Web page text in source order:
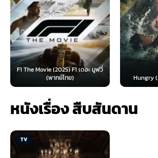
F1 The Movie (2025) F1 เดอะ มูฟวี่
(พากย์ไทย)
Hungry
หนังเรื่อง สืบสันดาน
TV